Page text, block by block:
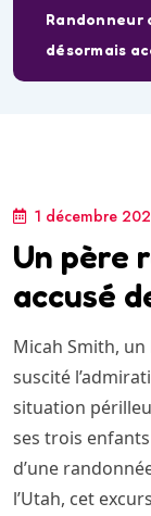
Randonneur
désormais
1 décembre
Un père
accusé
Micah Smith, un
suscité
situation
ses trois
d’une
l’Utah, cet